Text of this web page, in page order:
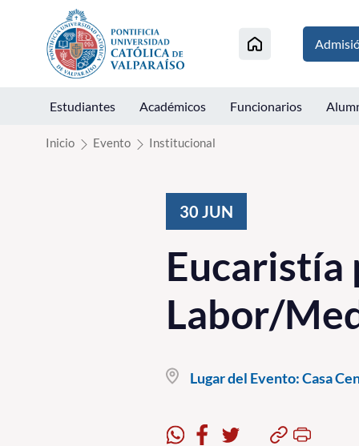
Click acá para ir directamente al contenido
Estudiantes Académicos Funcionarios
Inicio Evento Institucional
30 JUN
Eucaristía
Labor/
Lugar del Evento:Casa